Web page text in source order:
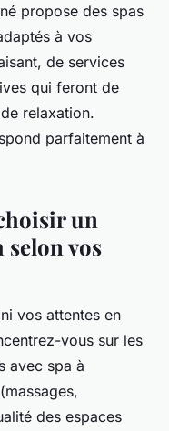
propose des spas
à vos
de services
qui feront de
relaxation.
parfaitement à
un
selon vos
vos attentes en
vous sur les
avec spa à
des espaces